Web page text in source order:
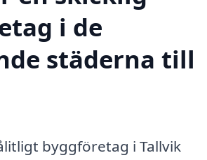
i de
städerna till
byggföretag i Tallvik